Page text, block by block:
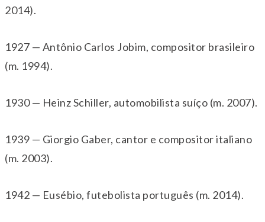
2014).
1927 — Antônio Carlos Jobim, compositor brasileiro
(m. 1994).
1930 — Heinz Schiller, automobilista suíço (m. 2007).
1939 — Giorgio Gaber, cantor e compositor italiano
(m. 2003).
1942 — Eusébio, futebolista português (m. 2014).